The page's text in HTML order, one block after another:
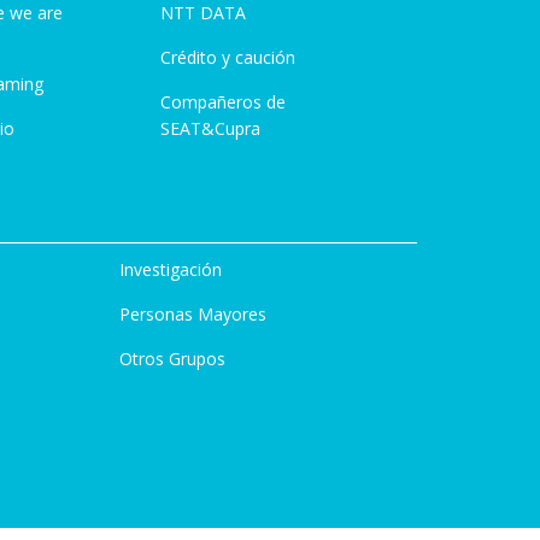
we are
NTT DATA
Crédito y caución
Compañeros de
SEAT&Cupra
Investigación
Personas Mayores
Otros Grupos